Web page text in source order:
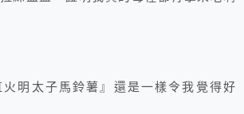
明太子馬鈴薯』還是一樣令我覺得好